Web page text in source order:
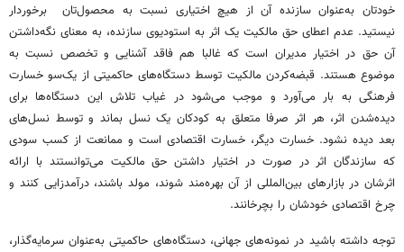
خودتان به‌عنوان سازنده آن از هیچ اختیاری نسبت به محصول‌تان برخوردار
نیستید. عدم اعطای حق مالکیت یک اثر به استودیوی سازنده، به معنای نگه‌داشتن
آن حق در اختیار مدیران است که غالبا هم فاقد آشنایی و تخصص نسبت به
موضوع هستند. قبضه‌کردن مالکیت توسط دستگاه‌های حاکمیتی از یک‌سو خسارت
فرهنگی به بار می‌آورد و موجب می‌شود در غیاب تلاش این دستگاه‌ها برای
دیده‌شدن اثر، هر اثر صرفا متعلق به کودکان یک نسل بماند و توسط نسل‌های
بعد دیده نشود. خسارت دیگر، خسارت اقتصادی است و ممانعت از کسب سودی
که سازندگان اثر در صورت در اختیار داشتن حق مالکیت می‌توانستند با ارائه
اثرشان در بازارهای بین‌المللی از آن بهره‌مند شوند، مولد باشند، درآمدزایی کنند و
چرخ اقتصادی خودشان را بچرخانند.
توجه داشته باشید در نمونه‌های جهانی، دستگاه‌های حاکمیتی به‌عنوان سرمایه‌گذار،